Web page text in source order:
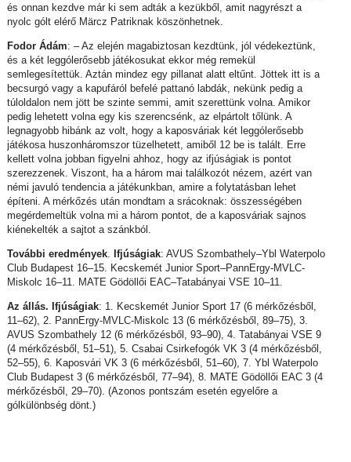
és onnan kezdve már ki sem adták a kezükből, amit nagyrészt a
nyolc gólt elérő Märcz Patriknak köszönhetnek.
Fodor Ádám: – Az elején magabiztosan kezdtünk, jól védekeztünk,
és a két leggólerősebb játékosukat ekkor még remekül
semlegesítettük. Aztán mindez egy pillanat alatt eltűnt. Jöttek itt is a
becsurgó vagy a kapufáról befelé pattanó labdák, nekünk pedig a
túloldalon nem jött be szinte semmi, amit szerettünk volna. Amikor
pedig lehetett volna egy kis szerencsénk, az elpártolt tőlünk. A
legnagyobb hibánk az volt, hogy a kaposváriak két leggólerősebb
játékosa huszonháromszor tüzelhetett, amiből 12 be is talált. Erre
kellett volna jobban figyelni ahhoz, hogy az ifjúságiak is pontot
szerezzenek. Viszont, ha a három mai találkozót nézem, azért van
némi javuló tendencia a játékunkban, amire a folytatásban lehet
építeni. A mérkőzés után mondtam a srácoknak: összességében
megérdemeltük volna mi a három pontot, de a kaposváriak sajnos
kiénekelték a sajtot a szánkból.
További eredmények. Ifjúságiak: AVUS Szombathely–Ybl Waterpolo
Club Budapest 16–15. Kecskemét Junior Sport–PannErgy-MVLC-
Miskolc 16–11. MATE Gödöllői EAC–Tatabányai VSE 10–11.
Az állás. Ifjúságiak: 1. Kecskemét Junior Sport 17 (6 mérkőzésből,
11–62), 2. PannErgy-MVLC-Miskolc 13 (6 mérkőzésből, 89–75), 3.
AVUS Szombathely 12 (6 mérkőzésből, 93–90), 4. Tatabányai VSE 9
(4 mérkőzésből, 51–51), 5. Csabai Csirkefogók VK 3 (4 mérkőzésből,
52–55), 6. Kaposvári VK 3 (6 mérkőzésből, 51–60), 7. Ybl Waterpolo
Club Budapest 3 (6 mérkőzésből, 77–94), 8. MATE Gödöllői EAC 3 (4
mérkőzésből, 29–70). (Azonos pontszám esetén egyelőre a
gólkülönbség dönt.)